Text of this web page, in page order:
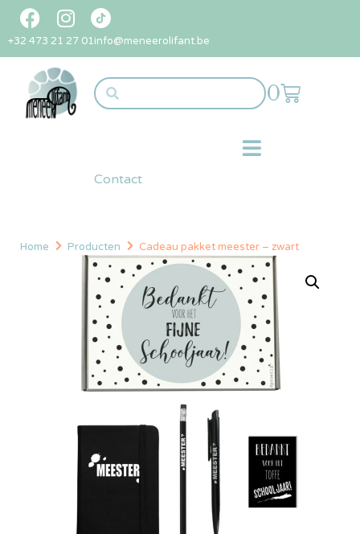
+32 473 21 27 01info@meneerolifant.be
0
Contact
Home Producten Cadeau pakket meester – zwart